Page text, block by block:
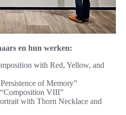
en hun werken:
with Red, Yellow, and
of Memory”
VIII”
with Thorn Necklace and